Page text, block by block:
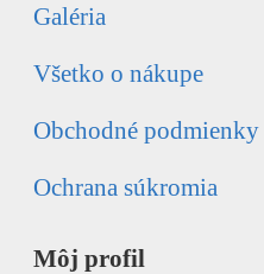
Galéria
Všetko o nákupe
Obchodné podmienky
Ochrana súkromia
Môj profil